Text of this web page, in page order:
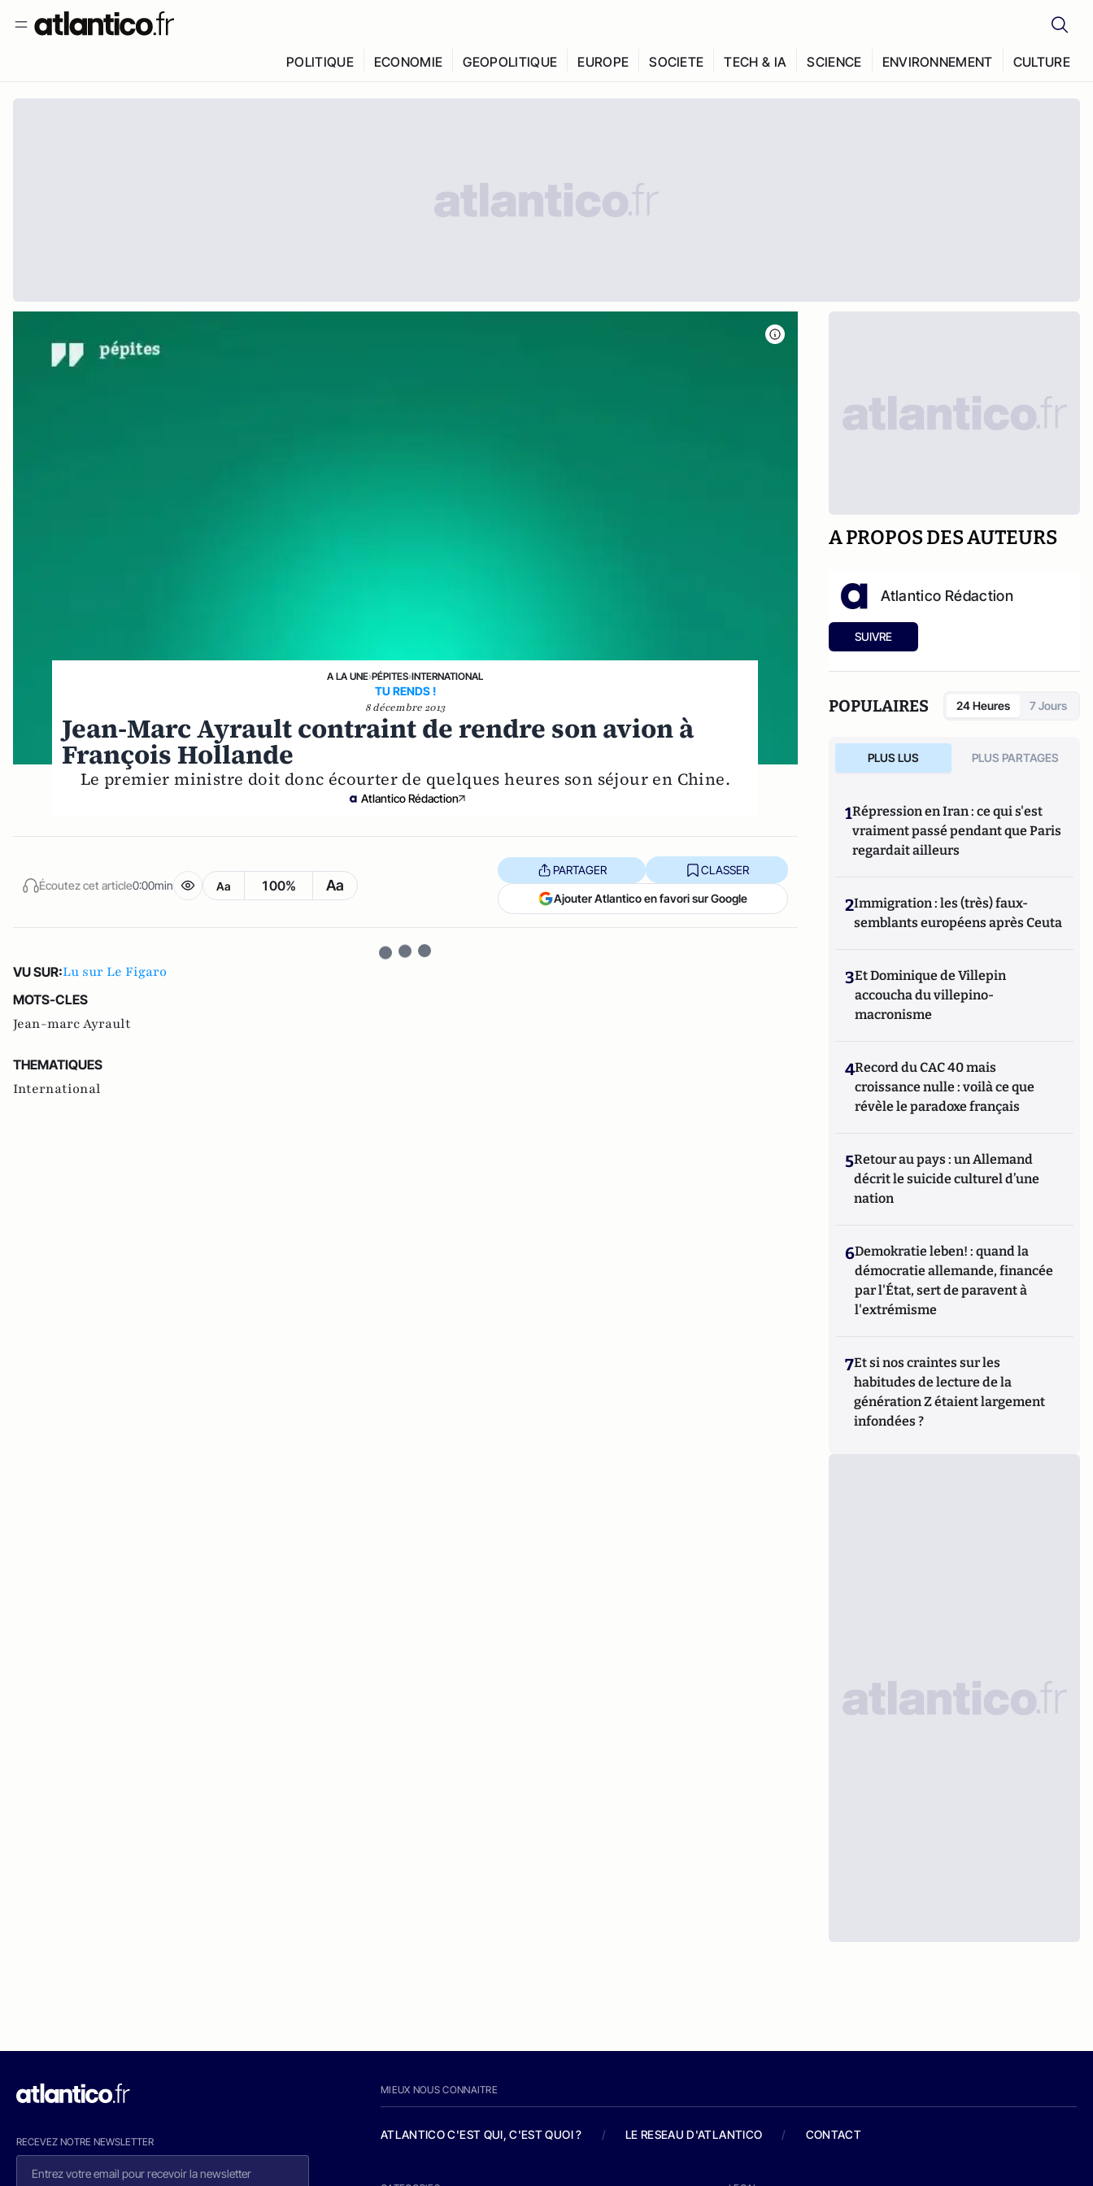
POLITIQUE ECONOMIE GEOPOLITIQUE EUROPE SOCIETE TECH & IA SCIENCE ENVIRONNEMENT CULTURE
A LA UNE›PÉPITES›INTERNATIONAL
TU RENDS !
8 décembre 2013
Jean-Marc Ayrault contraint de rendre son avion à
François Hollande
Le premier ministre doit donc écourter de quelques heures son séjour en Chine.
Atlantico Rédaction
Écoutez cet article0:00min Aa 100% Aa
PARTAGER CLASSER
Ajouter Atlantico en favori sur Google
VU SUR:Lu sur Le Figaro
MOTS-CLES
Jean-marc Ayrault
THEMATIQUES
International
A PROPOS DES AUTEURS
Atlantico Rédaction
SUIVRE
POPULAIRES 24 Heures 7 Jours
PLUS LUS PLUS PARTAGES
1Répression en Iran : ce qui s'est
vraiment passé pendant que Paris
regardait ailleurs
2Immigration : les (très) faux-
semblants européens après Ceuta
3Et Dominique de Villepin
accoucha du villepino-
macronisme
4Record du CAC 40 mais
croissance nulle : voilà ce que
révèle le paradoxe français
5Retour au pays : un Allemand
décrit le suicide culturel d’une
nation
6Demokratie leben! : quand la
démocratie allemande, financée
par l'État, sert de paravent à
l'extrémisme
7Et si nos craintes sur les
habitudes de lecture de la
génération Z étaient largement
infondées ?
RECEVEZ NOTRE NEWSLETTER
MIEUX NOUS CONNAITRE
ATLANTICO C'EST QUI, C'EST QUOI ? / LE RESEAU D'ATLANTICO / CONTACT